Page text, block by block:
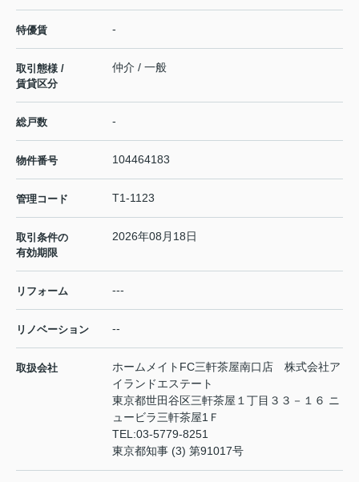
特優賃 -
取引態様 /
賃貸区分
仲介 / 一般
総戸数 -
物件番号 104464183
管理コード T1-1123
取引条件の
有効期限
2026年08月18日
リフォーム ---
リノベーション --
取扱会社
ホームメイトFC三軒茶屋南口店 株式会社ア
イランドエステート
東京都世田谷区三軒茶屋１丁目３３－１６ ニ
ュービラ三軒茶屋1Ｆ
TEL:03-5779-8251
東京都知事 (3) 第91017号